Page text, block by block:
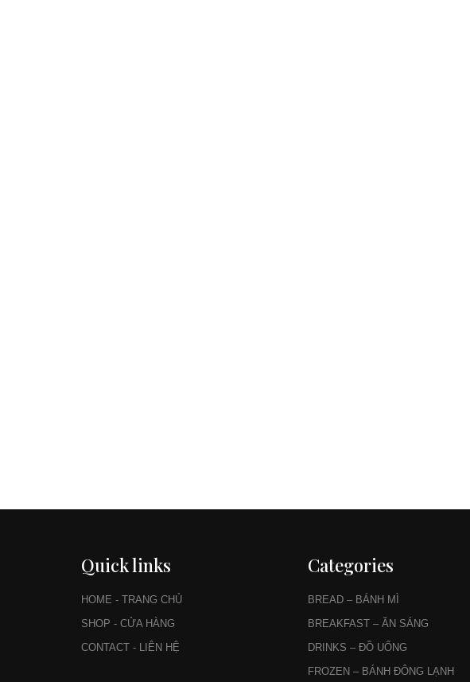
Quick links
HOME - TRANG CHỦ
SHOP - CỬA HÀNG
CONTACT - LIÊN HỆ
Categories
BREAD – BÁNH MÌ
BREAKFAST – ĂN SÁNG
DRINKS – ĐỒ UỐNG
FROZEN – BÁNH ĐÔNG LẠNH